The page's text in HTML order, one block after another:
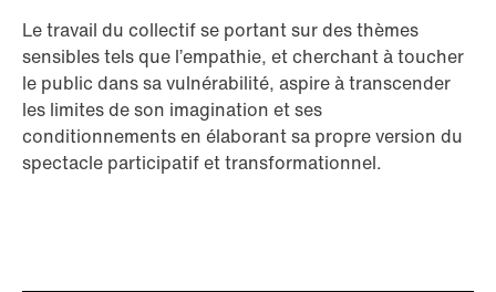
Le travail du collectif se portant sur des thèmes
sensibles tels que l’empathie, et cherchant à toucher
le public dans sa vulnérabilité, aspire à transcender
les limites de son imagination et ses
conditionnements en élaborant sa propre version du
spectacle participatif et transformationnel.